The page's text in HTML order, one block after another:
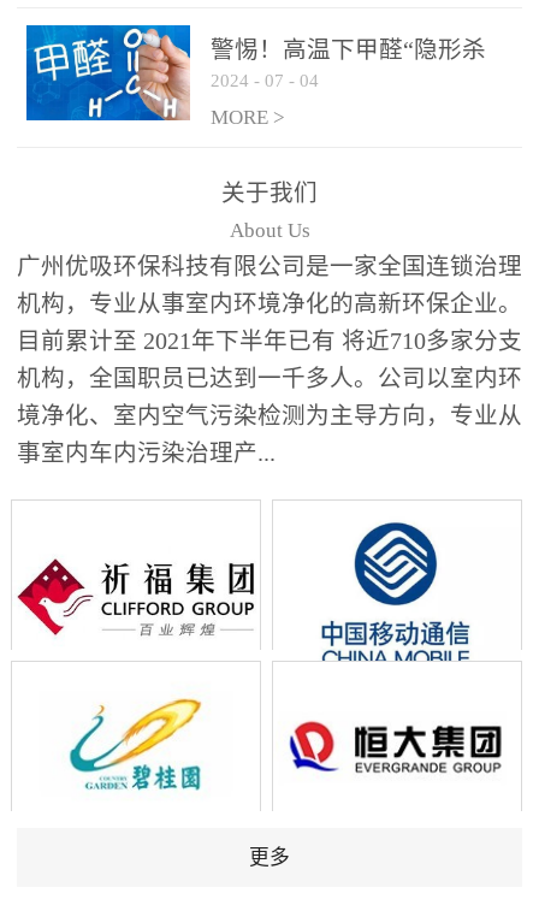
警惕！高温下甲醛“隐形杀
手”来袭，你的家安全吗？
2024 - 07 - 04
MORE >
关于我们
About Us
广州优吸环保科技有限公司是一家全国连锁治理
机构，专业从事室内环境净化的高新环保企业。
目前累计至 2021年下半年已有 将近710多家分支
机构，全国职员已达到一千多人。公司以室内环
境净化、室内空气污染检测为主导方向，专业从
事室内车内污染治理产...
更多